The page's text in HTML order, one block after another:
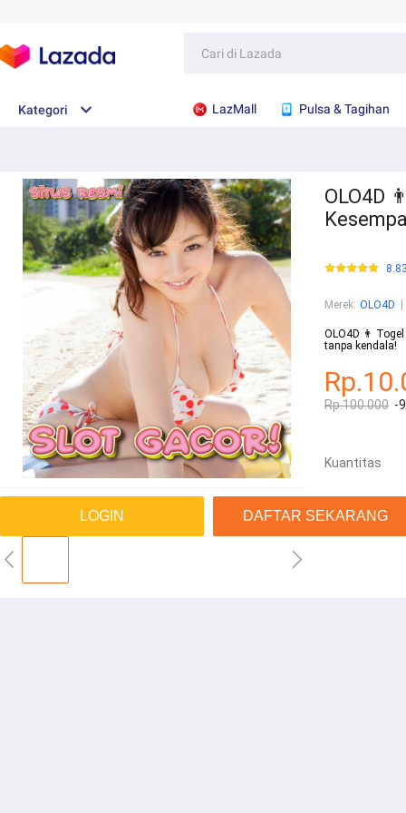
Kategori LazMall Pulsa & Tagihan
LOGIN DAFTAR SEKARANG
OLO4D
Merek: OLO4D
OLO4D 👨
tanpa kendala!
Rp.100.000 -
Kuantitas